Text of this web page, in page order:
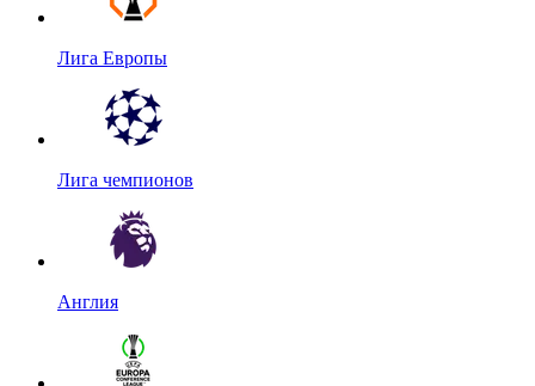
Лига Европы
Лига чемпионов
Англия